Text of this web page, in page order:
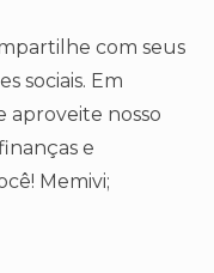
com seus
sociais. Em
aproveite nosso
e
Memivi;